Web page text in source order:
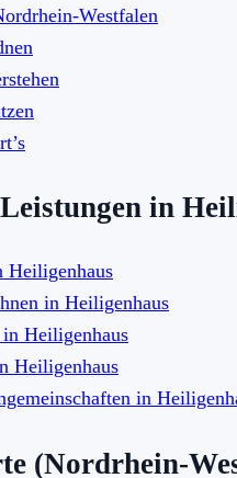
Westfalen
in
Heiligenhaus
in Heiligenhaus
Heiligenhaus
Heiligenhaus
in
(Nordrhein-